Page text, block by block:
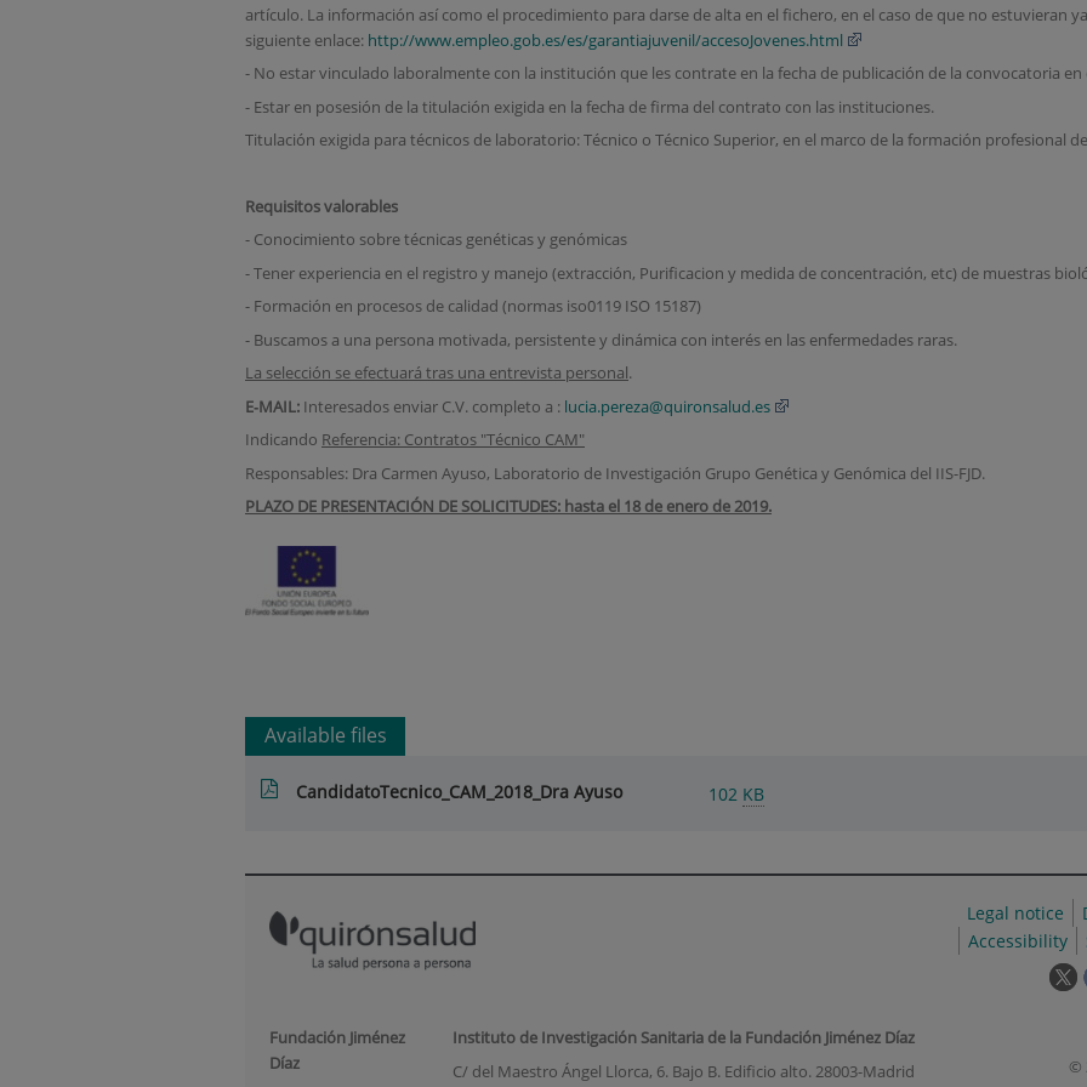
artículo. La información así como el procedimiento para darse de alta en el fichero, en el caso de que no estuvieran
siguiente enlace: http://www.empleo.gob.es/es/garantiajuvenil/accesoJovenes.html
- No estar vinculado laboralmente con la institución que les contrate en la fecha de publicación de la convocatoria en
- Estar en posesión de la titulación exigida en la fecha de firma del contrato con las instituciones.
Titulación exigida para técnicos de laboratorio: Técnico o Técnico Superior, en el marco de la formación profesional
Requisitos valorables
- Conocimiento sobre técnicas genéticas y genómicas
- Tener experiencia en el registro y manejo (extracción, Purificacion y medida de concentración, etc) de muestras
- Formación en procesos de calidad (normas iso0119 ISO 15187)
- Buscamos a una persona motivada, persistente y dinámica con interés en las enfermedades raras.
La selección se efectuará tras una entrevista personal.
E‐MAIL: Interesados enviar C.V. completo a : lucia.pereza@quironsalud.es
Indicando Referencia: Contratos "Técnico CAM"
Responsables: Dra Carmen Ayuso, Laboratorio de Investigación Grupo Genética y Genómica del IIS-FJD.
PLAZO DE PRESENTACIÓN DE SOLICITUDES: hasta el 18 de enero de 2019.
Available files
CandidatoTecnico_CAM_2018_Dra Ayuso 102 KB
Fundación Jiménez
Díaz
Instituto de Investigación Sanitaria de la Fundación Jiménez Díaz
C/ del Maestro Ángel Llorca, 6. Bajo B. Edificio alto. 28003-Madrid
Legal notice
Accessibility
©